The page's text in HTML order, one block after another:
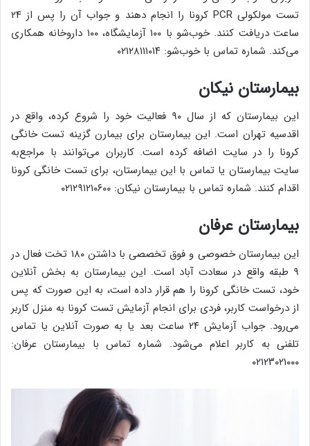
تست مولکولی PCR کرونا را انجام دهند و جواب آن را پس از ۲۴
ساعت دریافت کنند. خوب‌شو با ۱۰۰ آزمایشگاه، ۱۰۰ داروخانه همکاری
می‌کند. شماره تماس با خوب‌شو: ۰۲۱۲۸۱۱۱۰۱۴
بیمارستان نیکان
این بیمارستان که از سال ۹۰ فعالیت خود را شروع کرده، واقع در
اقدسیه تهران است. این بیمارستان برای بیمارن گزینه تست خانگی
کرونا را در سایت اضافه کرده است. کاربران می‌توانند با مراجع‌به
سایت بیمارستان یا تماس با این بیمارستان، برای تست خانگی کرونا
اقدام کنند. شماره تماس با بیمارستان نیکان: ۰۲۱۲۹۱۲۱۰۶۰۰
بیمارستان عرفان
این بیمارستان خصوصی و فوق تخصصی با داشتن ۱۸۰ تخت فعال در
۹ طبقه واقع در سعادت آباد است. این بیمارستان به بخش آنلاین
خود، تست خانگی کرونا را هم قرار داده است، به این صورت که پس
از درخواست کاربر، فردی برای انجام آزمایش تست کرونا به منزل کاربر
می‌رود. جواب آزمایش ۲۴ ساعت بعد یا به صورت آنلاین یا تماس
تلفنی به کاربر اعلام می‌شود. شماره تماس با بیمارستان عرفان:
۰۲۱۲۳۰۲۱۰۰۰